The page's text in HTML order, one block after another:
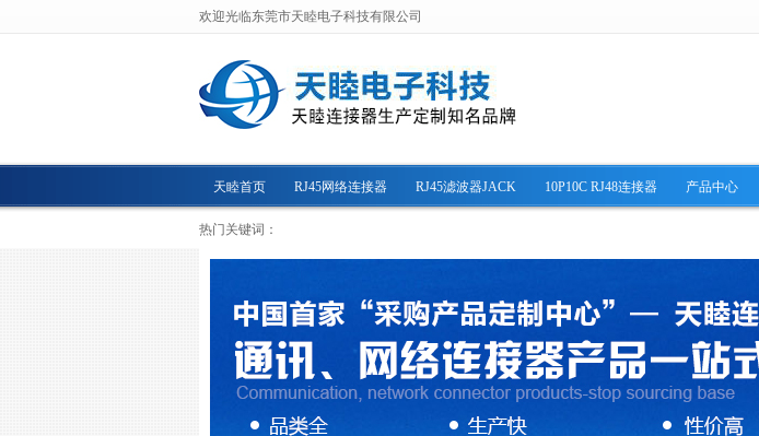
欢迎光临东莞市天睦电子科技有限公司
天睦首页 RJ45网络连接器 RJ45滤波器JACK 10P10C RJ48连接器 产品中心
热门关键词：